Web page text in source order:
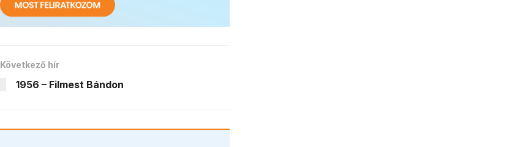
Következő hír
1956 – Filmest Bándon